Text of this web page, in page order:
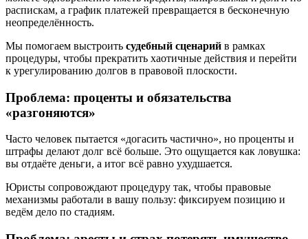
распискам, а график платежей превращается в бесконечную
неопределённость.
Мы помогаем выстроить судебный сценарий в рамках
процедуры, чтобы прекратить хаотичные действия и перейти
к урегулированию долгов в правовой плоскости.
Проблема: проценты и обязательства
«разгоняются»
Часто человек пытается «догасить частично», но проценты и
штрафы делают долг всё больше. Это ощущается как ловушка:
вы отдаёте деньги, а итог всё равно ухудшается.
Юристы сопровождают процедуру так, чтобы правовые
механизмы работали в вашу пользу: фиксируем позицию и
ведём дело по стадиям.